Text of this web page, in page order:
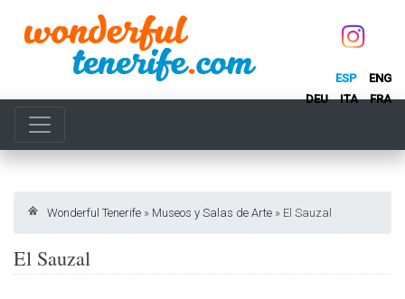
ESP
ENG
DEU
ITA FRA
Wonderful Tenerife » Museos y Salas de Arte » El Sauzal
El Sauzal